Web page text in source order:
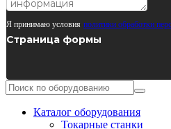
Я принимаю условия политики обработки
Страница формы
Каталог оборудования
Токарные станки